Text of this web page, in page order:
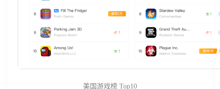
美国游戏榜 Top10